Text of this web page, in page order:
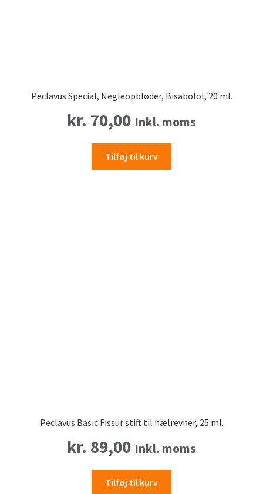
Peclavus Special, Negleopbløder, Bisabolol, 20 ml.
kr. 70,00 Inkl. moms
Tilføj til kurv
Peclavus Basic Fissur stift til hælrevner, 25 ml.
kr. 89,00 Inkl. moms
Tilføj til kurv